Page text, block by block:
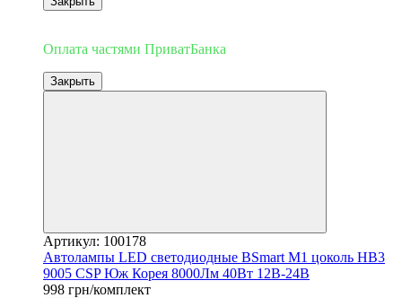
Оплата частями ПриватБанка
Закрыть
Артикул: 100178
Автолампы LED светодиодные BSmart M1 цоколь HB3
9005 CSP Юж Корея 8000Лм 40Вт 12В-24В
998 грн/комплект